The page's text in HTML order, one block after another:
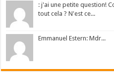
: j'ai une petite question!
tout cela ? N'est ce...
Emmanuel Estern: Mdr...